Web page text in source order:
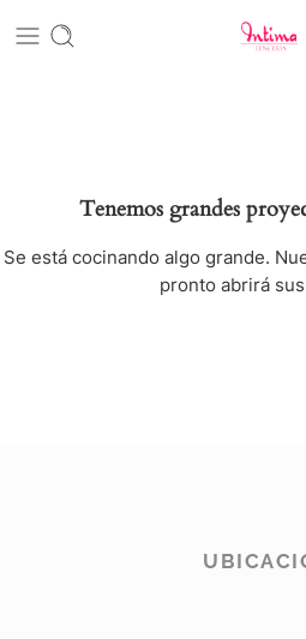
Tenemos grandes
Se está cocinando algo grande.
pronto abrirá